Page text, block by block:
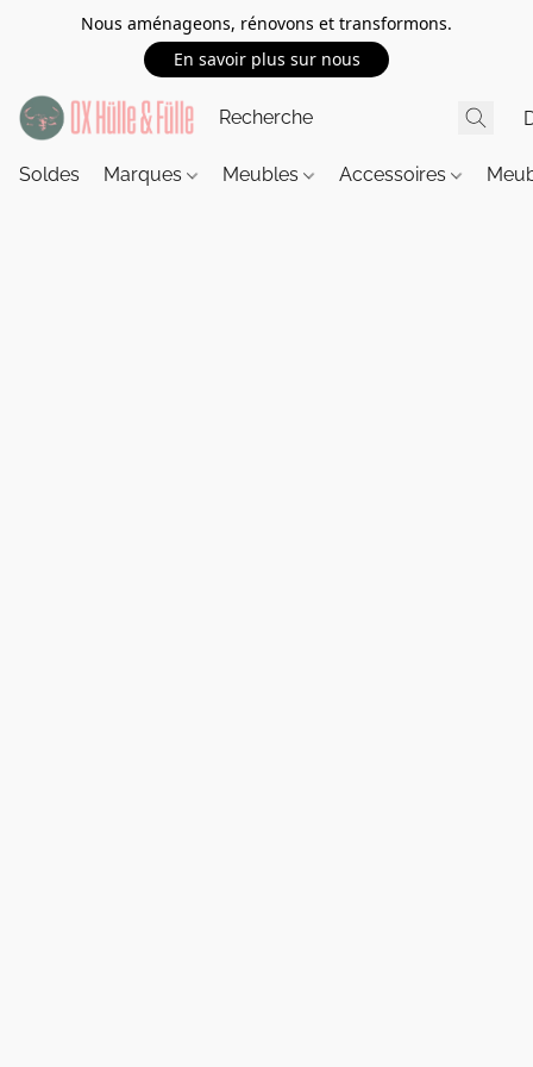
Nous aménageons, rénovons et transformons.
En savoir plus sur nous
Soldes Marques Meubles Accessoires